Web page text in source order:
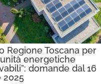
Regione Toscana per
energetiche
domande dal 16
2025